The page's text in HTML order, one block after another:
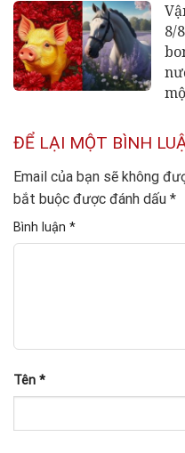
8/
ĐỂ LẠI MỘT BÌNH
Email của bạn sẽ không
bắt buộc được đánh dấu *
Bình luận *
Tên *